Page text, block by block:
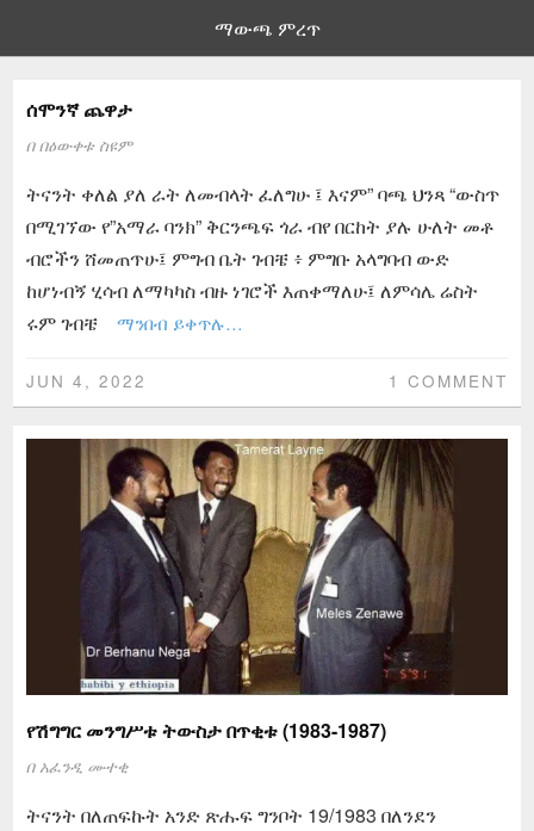
ማውጫ ምረጥ
ሰሞንኛ ጨዋታ
በበዕውቀቱ ስዩም
ትናንት ቀለል ያለ ራት ለመብላት ፈለግሁ ፤ እናም” ባጫ ህንጻ “ውስጥ
በሚገኘው የ”አማራ ባንክ” ቅርንጫፍ ጎራ ብየ በርከት ያሉ ሁለት መቶ
ብሮችን ሸመጠጥሁ፤ ምግብ ቤት ገብቼ ፥ ምግቡ አላግባብ ውድ
ከሆነብኝ ሂሳብ ለማካካስ ብዙ ነገሮች እጠቀማለሁ፤ ለምሳሌ ሬስት
ሩም ገብቼ
ማንበብ ይቀጥሉ…
JUN 4, 2022 1 COMMENT
የሽግግር መንግሥቱ ትውስታ በጥቂቱ (1983-1987)
በ አፈንዲ ሙተቂ
ትናንት በለጠፍኩት አንድ ጽሑፍ ግንቦት 19/1983 በለንደን